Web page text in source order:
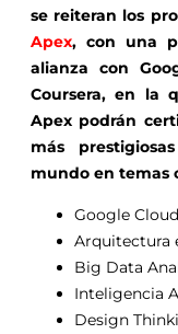
se reiteran los
Apex, con una
alianza con
Coursera, en la
Apex podrán
más
mundo en temas
Google
Arquitectura
Big Data
Inteligencia
Design